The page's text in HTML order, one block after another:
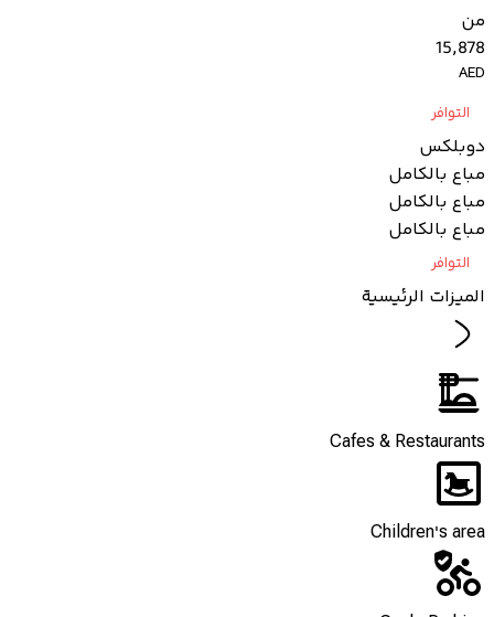
من
15,878
AED
التوافر
دوبلكس
مباع بالكامل
مباع بالكامل
مباع بالكامل
التوافر
الميزات الرئيسية
Cafes & Restaurants
Children's area